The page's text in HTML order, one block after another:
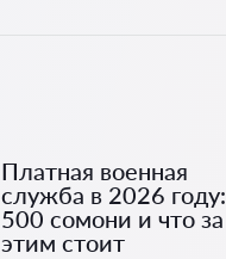
Платная военная
служба в 2026
500 сомони и что за
этим стоит